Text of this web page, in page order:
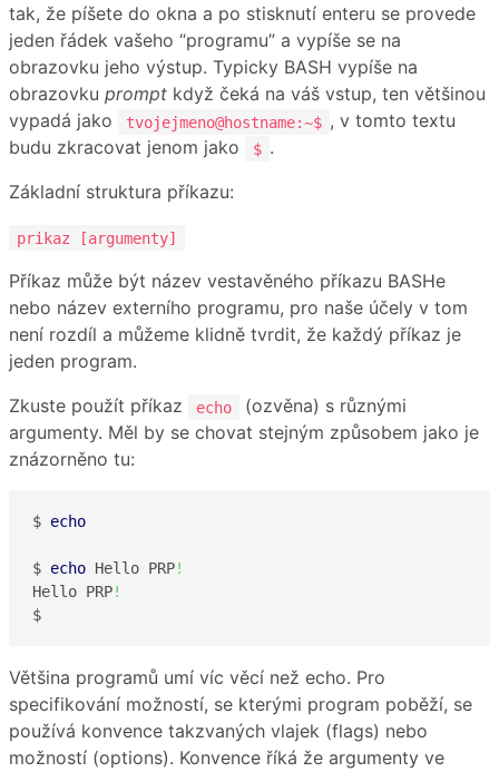
tak, že píšete do okna a po stisknutí enteru se provede
jeden řádek vašeho “programu” a vypíše se na
obrazovku jeho výstup. Typicky BASH vypíše na
obrazovku prompt když čeká na váš vstup, ten většinou
vypadá jako
tvojejmeno@hostname:~$ , v tomto textu
budu zkracovat jenom jako
$ .
Základní struktura příkazu:
prikaz [argumenty]
Příkaz může být název vestavěného příkazu BASHe
nebo název externího programu, pro naše účely v tom
není rozdíl a můžeme klidně tvrdit, že každý příkaz je
jeden program.
Zkuste použít příkaz
echo
(ozvěna) s různými
argumenty. Měl by se chovat stejným způsobem jako je
znázorněno tu:
$ echo
$ echo Hello PRP!
Hello PRP!
$
Většina programů umí víc věcí než echo. Pro
specifikování možností, se kterými program poběží, se
používá konvence takzvaných vlajek (flags) nebo
možností (options). Konvence říká že argumenty ve